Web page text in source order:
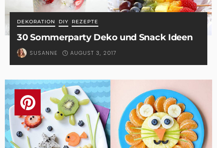
DEKORATION DIY REZEPTE
30 Sommerparty Deko und Snack Ideen
SUSANNE AUGUST 3, 2017